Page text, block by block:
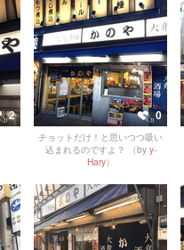
2 0
チョットだけ！と思いつつ吸い
込まれるのですよ？
（by y-
Hary）